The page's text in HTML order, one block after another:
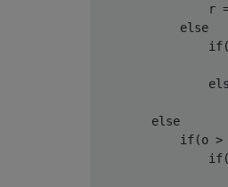
r
            else
        else
if(o >